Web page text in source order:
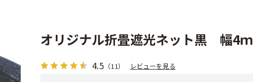
オリジナル折畳遮光ネット黒 幅4ｍ
4.5 （11） レビューを見る